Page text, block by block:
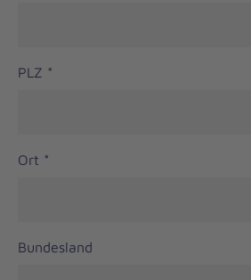
PLZ *
Ort *
Bundesland